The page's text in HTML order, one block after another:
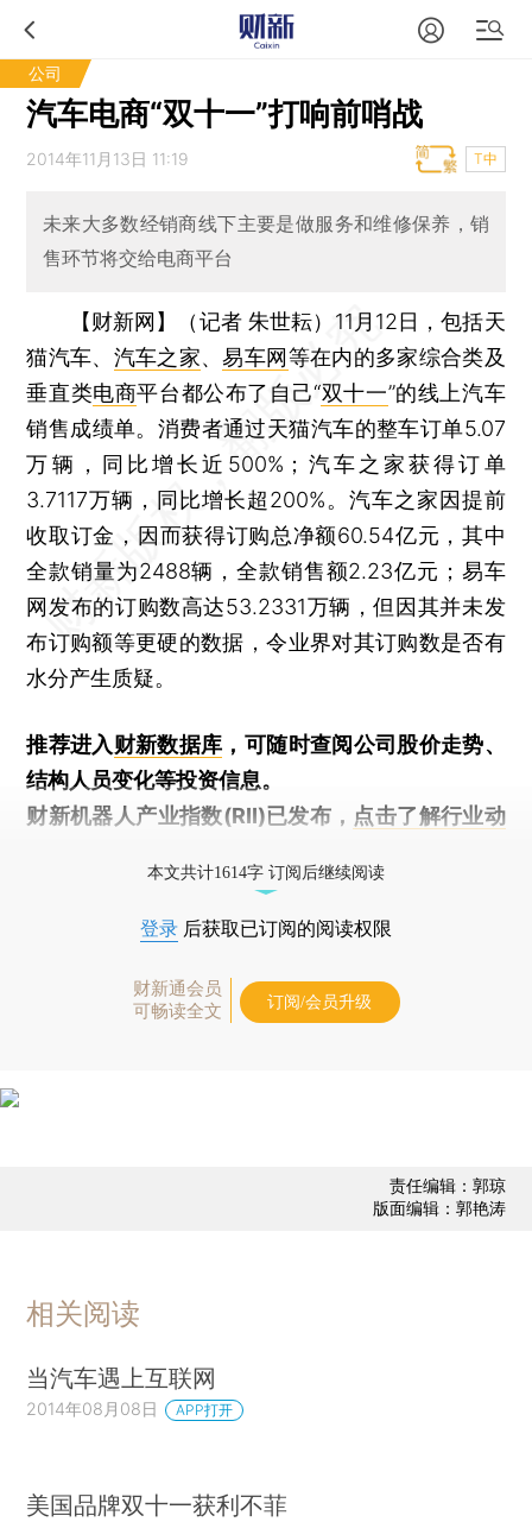
公司
汽车电商“双十一”打响前哨战
2014年11月13日 11:19 T中
未来大多数经销商线下主要是做服务和维修保养，销
售环节将交给电商平台
【财新网】（记者 朱世耘） 11月12日，包括天
猫汽车、 汽车之家、易车网等在内的多家综合类及
垂直类电商平台都公布了自己“双十一”的线上汽车
销售成绩单。消费者通过天猫汽车的整车订单5.07
万辆，同比增长近500%；汽车之家获得订单
3.7117万辆，同比增长超200%。汽车之家因提前
收取订金，因而获得订购总净额60.54亿元，其中
全款销量为2488辆，全款销售额2.23亿元；易车
网发布的订购数高达53.2331万辆，但因其并未发
布订购额等更硬的数据，令业界对其订购数是否有
水分产生质疑。
推荐进入财新数据库 ，可随时查阅公司股价走势、
结构人员变化等投资信息。
财新机器人产业指数(RII)已发布， 点击了解行业动
本文共计1614字 订阅后继续阅读
登录 后获取已订阅的阅读权限
财新通会员
可畅读全文
订阅/会员升级
责任编辑：郭琼
版面编辑：郭艳涛
相关阅读
当汽车遇上互联网
2014年08月08日 APP打开
美国品牌双十一获利不菲